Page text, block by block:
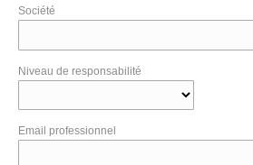
Société
Niveau de responsabilité
Email professionnel